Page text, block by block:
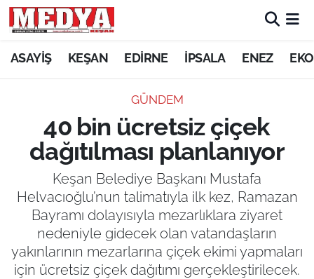
ASAYİŞ KEŞAN EDİRNE İPSALA ENEZ
GÜNDEM
40 bin ücretsiz çiçek
dağıtılması planlanıyor
Keşan Belediye Başkanı Mustafa
Helvacıoğlu’nun talimatıyla ilk kez, Ramazan
Bayramı dolayısıyla mezarlıklara ziyaret
nedeniyle gidecek olan vatandaşların
yakınlarının mezarlarına çiçek ekimi yapmaları
için ücretsiz çiçek dağıtımı gerçekleştirilecek.
KEŞAN
ASAYİŞ
SİYASET
GÜNDEM
EKONOMİ
SAĞLIK